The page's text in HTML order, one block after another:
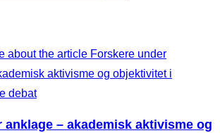
anklage – akademisk aktivisme og